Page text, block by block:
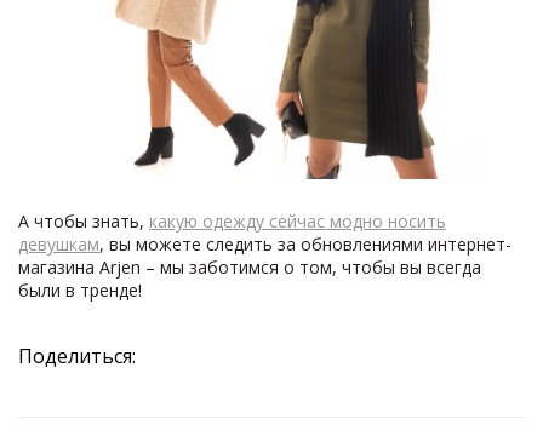
А чтобы знать, какую одежду сейчас модно носить
девушкам, вы можете следить за обновлениями интернет-
магазина Arjen – мы заботимся о том, чтобы вы всегда
были в тренде!
Поделиться: